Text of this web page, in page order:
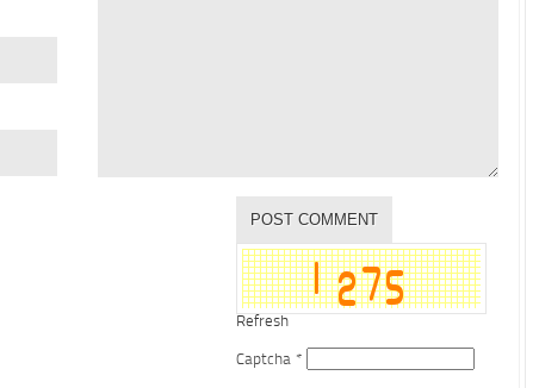
Refresh
Captcha *